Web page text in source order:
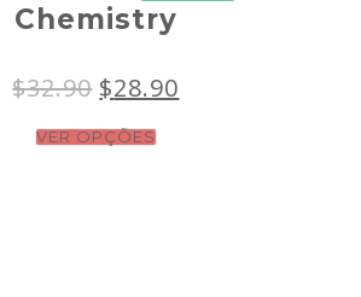
Chemistry
$32.90 $28.90
VER OPÇÕES